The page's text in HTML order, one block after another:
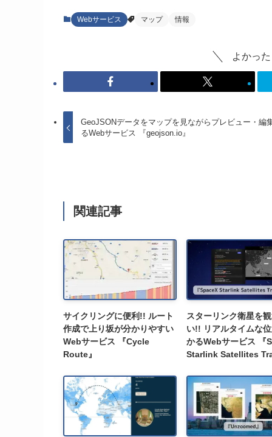
Webサービス マップ 情報
よかっ
GeoJSONデータをマップを見ながらプレビュー・編
るWebサービス 『geojson.io』
関連記事
サイクリングに便利!! ルート
作成で上り坂が分かりやすい
Webサービス 『Cycle
Route』
スターリンク衛星を
い!! リアルタイムな
かるWebサービス 『
Starlink Satellites